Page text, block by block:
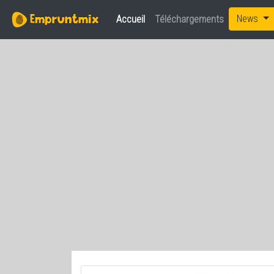
Accueil (current)
Téléchargements News